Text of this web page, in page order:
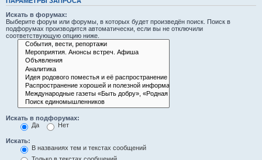
Искать в форумах:
Выберите форум или форумы, в которых будет произведён поиск. Поиск в
подфорумах производится автоматически, если вы не отключили
соответствующую опцию ниже.
Искать в подфорумах:
Да
Нет
Искать:
В названиях тем и текстах сообщений